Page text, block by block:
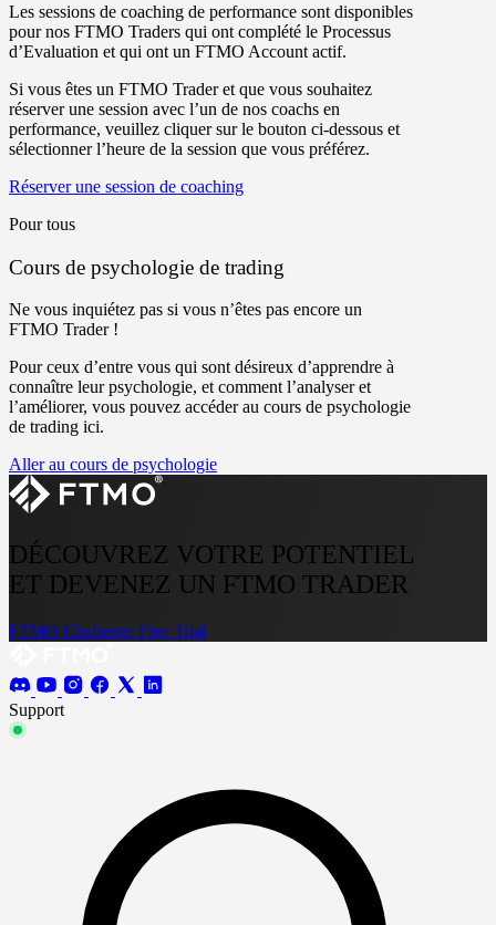
Les sessions de coaching de performance sont disponibles
pour nos FTMO Traders qui ont complété le Processus
d’Evaluation et qui ont un FTMO Account actif.
Si vous êtes un FTMO Trader et que vous souhaitez
réserver une session avec l’un de nos coachs en
performance, veuillez cliquer sur le bouton ci-dessous et
sélectionner l’heure de la session que vous préférez.
Réserver une session de coaching
Pour tous
Cours de psychologie de trading
Ne vous inquiétez pas si vous n’êtes pas encore un
FTMO Trader !
Pour ceux d’entre vous qui sont désireux d’apprendre à
connaître leur psychologie, et comment l’analyser et
l’améliorer, vous pouvez accéder au cours de psychologie
de trading ici.
Aller au cours de psychologie
DÉCOUVREZ VOTRE POTENTIEL
ET DEVENEZ UN FTMO TRADER
FTMO Challenge Free Trial
Support